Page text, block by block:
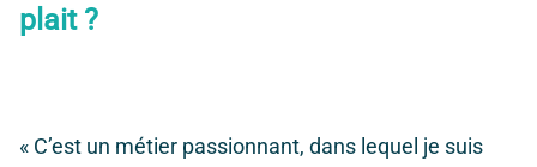
plait ?
« C’est un métier passionnant, dans lequel je suis